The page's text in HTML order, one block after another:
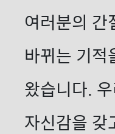
여러분의 간
바뀌는 기적
왔습니다.
자신감을 갖